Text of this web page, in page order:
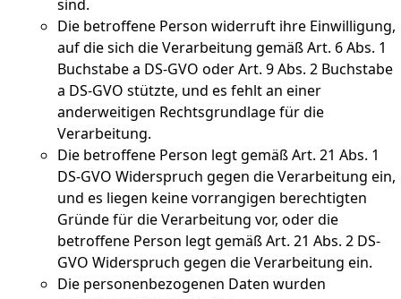
sind.
Die betroffene Person widerruft ihre Einwilligung,
auf die sich die Verarbeitung gemäß Art. 6 Abs. 1
Buchstabe a DS-GVO oder Art. 9 Abs. 2 Buchstabe
a DS-GVO stützte, und es fehlt an einer
anderweitigen Rechtsgrundlage für die
Verarbeitung.
Die betroffene Person legt gemäß Art. 21 Abs. 1
DS-GVO Widerspruch gegen die Verarbeitung ein,
und es liegen keine vorrangigen berechtigten
Gründe für die Verarbeitung vor, oder die
betroffene Person legt gemäß Art. 21 Abs. 2 DS-
GVO Widerspruch gegen die Verarbeitung ein.
Die personenbezogenen Daten wurden